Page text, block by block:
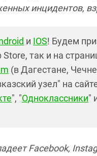
инцидентов,
и IOS! Будем
так и на
(в Дагестане,
узел" на
", "Одноклассники"
Facebook,